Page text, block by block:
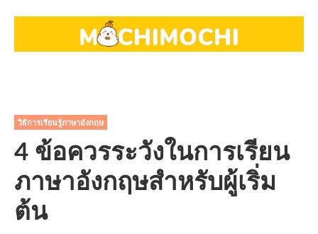
วิธีการเรียนรู้ภาษาอังกฤษ
4 ข้อควรระวังในการเรียน
ภาษาอังกฤษสำหรับผู้เริ่ม
ต้น